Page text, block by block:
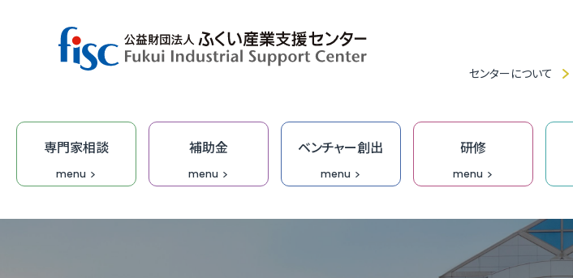
センターについて
専門家相談
menu
補助金
menu
集客力アップに向けた課題解決応援事業助成金
ベンチャー創出
menu
ふくいベンチャー創出プロジェクト
研修
menu
「階層別」・「職種別／業種別」研修（中産大）
オープンイノベーション推進部賛助会員、